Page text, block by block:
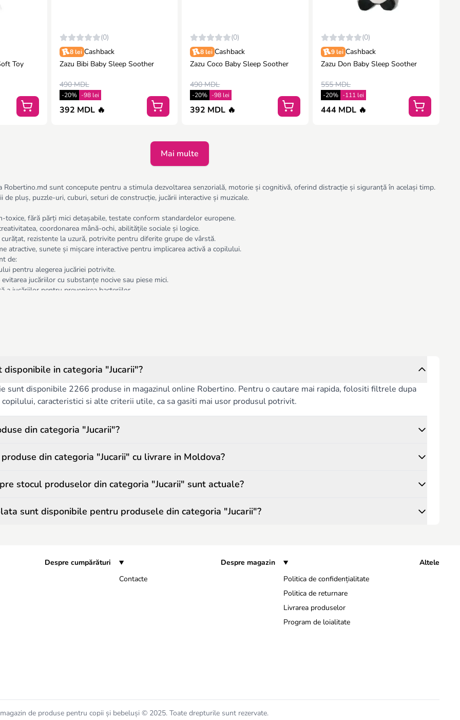
Toy
(0)
8 lei Cashback
Zazu Bibi Baby Sleep Soother
490 MDL
-20% -98 lei
392 MDL 🔥
(0)
8 lei Cashback
Zazu Coco Baby Sleep Soother
490 MDL
-20% -98 lei
392 MDL 🔥
(0)
9 lei Cashback
Zazu Don Baby Sleep Soother
555 MDL
-20% -111 lei
444 MDL 🔥
Mai multe
Robertino.md sunt concepute pentru a stimula dezvoltarea senzorială, motorie și cognitivă, oferind distracție și siguranță în același timp.
de pluș, puzzle-uri, cuburi, seturi de construcție, jucării interactive și muzicale.
toxice, fără părți mici detașabile, testate conform standardelor europene.
coordonarea mână-ochi, abilitățile sociale și logice.
rezistente la uzură, potrivite pentru diferite grupe de vârstă.
atractive, sunete și mișcare interactive pentru implicarea activă a copilului.
de:
pentru alegerea jucăriei potrivite.
jucăriilor cu substanțe nocive sau piese mici.
a jucăriilor pentru prevenirea bacteriilor.
distracție sigură și educativă, contribuind la dezvoltarea armonioasă a copiilor și la stimularea creativității.
disponibile in categoria "Jucarii"?
sunt disponibile 2266 produse in magazinul online Robertino. Pentru o cautare mai rapida, folositi filtrele dupa
copilului, caracteristici si alte criterii utile, ca sa gasiti mai usor produsul potrivit.
din categoria "Jucarii"?
din categoria "Jucarii" cu livrare in Moldova?
stocul produselor din categoria "Jucarii" sunt actuale?
sunt disponibile pentru produsele din categoria "Jucarii"?
Despre cumpărături
Despre magazin
Contacte
Altele
Politica de confidențialitate
Politica de returnare
Livrarea produselor
Program de loialitate
de produse pentru copii și bebeluși © 2025. Toate drepturile sunt rezervate.